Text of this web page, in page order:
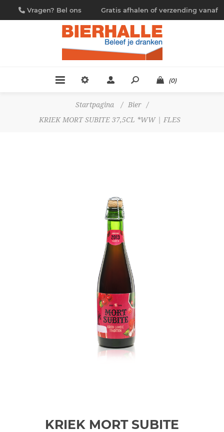
Vragen? Bel ons
09/230.88.44
Gratis afhalen of verzending vanaf
€ 4,95
(0)
Startpagina / Bier
/
KRIEK MORT SUBITE 37,5CL *WW | FLES
KRIEK MORT SUBITE